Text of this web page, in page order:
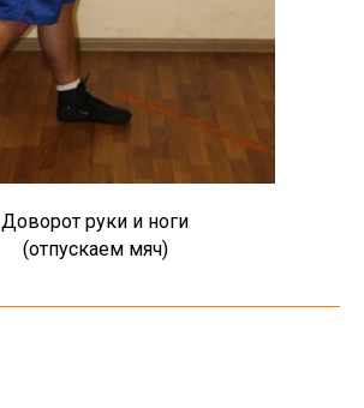
Доворот руки и ноги
(отпускаем мяч)